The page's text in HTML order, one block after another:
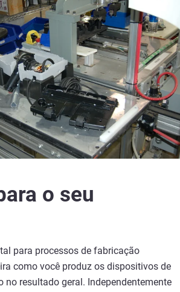
o seu
para processos de fabricação
como você produz os dispositivos de
no resultado geral. Independentemente